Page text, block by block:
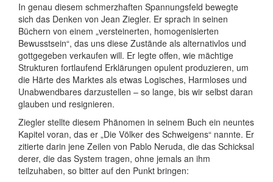
In genau diesem schmerzhaften Spannungs­feld bewegte
sich das Denken von Jean Ziegler. Er sprach in seinen
Büchern von einem „verstei­nerten, homo­geni­sierten
Bewusst­sein“, das uns diese Zustände als alternativ­los und
gottgegeben verkaufen will. Er legte offen, wie mächtige
Strukturen fortlaufend Erklärungen opulent produzieren, um
die Härte des Marktes als etwas Logisches, Harmloses und
Unab­wendbares darzustellen – so lange, bis wir selbst daran
glauben und resignieren.
Ziegler stellte diesem Phänomen in seinem Buch ein neuntes
Kapitel voran, das er „Die Völker des Schweigens“ nannte. Er
zitierte darin jene Zeilen von Pablo Neruda, die das Schicksal
derer, die das System tragen, ohne jemals an ihm
teilzuhaben, so bitter auf den Punkt bringen: